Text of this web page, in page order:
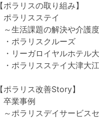
【ポラリスの取り組み】
ポラリスステイ
～生活課題の解決や介護
・ポラリスクルーズ
・リーガロイヤルホテル
・ポラリスステイ大津大江
【ポラリス改善Story】
卒業事例
～ポラリスデイサービス